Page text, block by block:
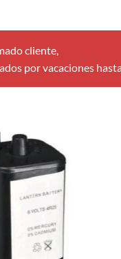
cliente,
por vacaciones